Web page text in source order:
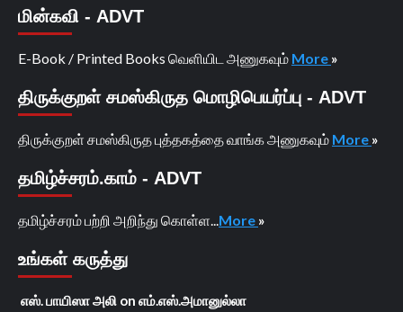
மின்கவி - ADVT
E-Book / Printed Books வெளியிட அணுகவும் More »
திருக்குறள் சமஸ்கிருத மொழிபெயர்ப்பு - ADVT
திருக்குறள் சமஸ்கிருத புத்தகத்தை வாங்க அணுகவும் More »
தமிழ்ச்சரம்.காம் - ADVT
தமிழ்ச்சரம் பற்றி அறிந்து கொள்ள... More »
உங்கள் கருத்து
எஸ். பாயிஸா அலி on எம்.எஸ்.அமானுல்லா